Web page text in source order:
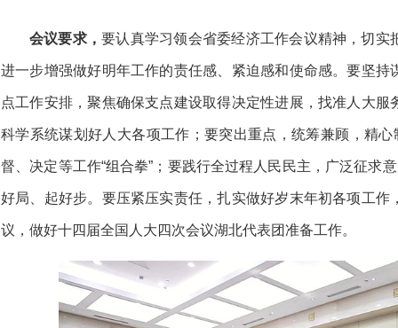
会议要求，要认真学习领会省委经济工作会议精神，切
进一步增强做好明年工作的责任感、紧迫感和使命感。要坚
点工作安排，聚焦确保支点建设取得决定性进展，找准人大
科学系统谋划好人大各项工作；要突出重点，统筹兼顾，精心
督、决定等工作“组合拳”；要践行全过程人民民主，广泛征求
好局、起好步。要压紧压实责任，扎实做好岁末年初各项工
议，做好十四届全国人大四次会议湖北代表团准备工作。